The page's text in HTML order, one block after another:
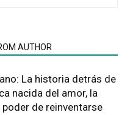
AUTHOR
La historia detrás de
nacida del amor, la
de reinventarse